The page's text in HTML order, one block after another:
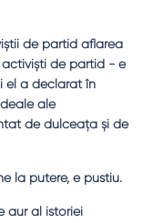
de partid aflarea
de partid - e
el a declarat în
ale
de dulceaţa şi de
la putere, e pustiu.
aur al istoriei